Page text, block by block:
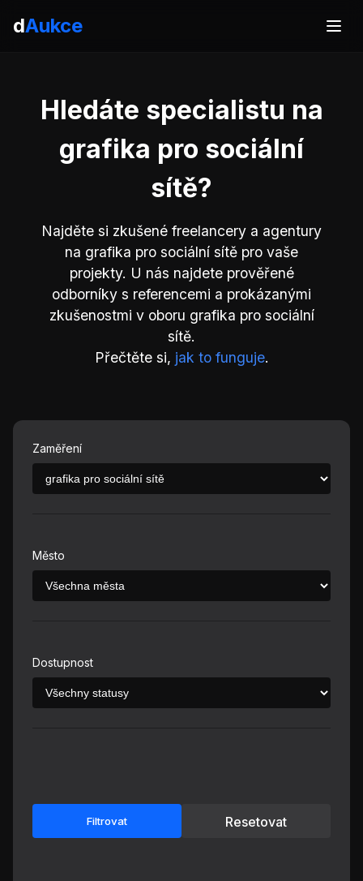
dAukce
Hledáte specialistu na
grafika pro sociální
sítě?
Najděte si zkušené freelancery a agentury
na grafika pro sociální sítě pro vaše
projekty. U nás najdete prověřené
odborníky s referencemi a prokázanými
zkušenostmi v oboru grafika pro sociální
sítě.
Přečtěte si, jak to funguje.
Zaměření
Město
Dostupnost
Filtrovat Resetovat